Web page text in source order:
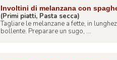
Involtini di melanzana con
(Primi piatti, Pasta secca)
Tagliare le melanzane a fette, in
bollente. Preparare un sugo, ...